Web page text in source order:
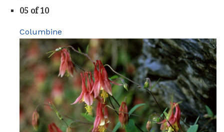
05 of 10
Columbine